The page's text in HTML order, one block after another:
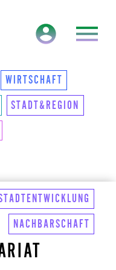
WIRTSCHAFT
STADT&REGION
NACHBARSCHAFT